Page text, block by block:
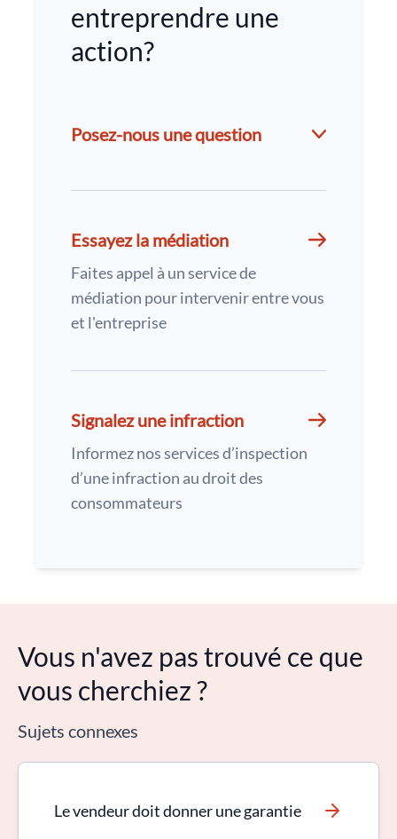
entreprendre une
action?
Posez-nous une question
Essayez la médiation
Faites appel à un service de
médiation pour intervenir entre vous
et l'entreprise
Signalez une infraction
Informez nos services d’inspection
d’une infraction au droit des
consommateurs
Vous n'avez pas trouvé ce que
vous cherchiez ?
Sujets connexes
Le vendeur doit donner une garantie